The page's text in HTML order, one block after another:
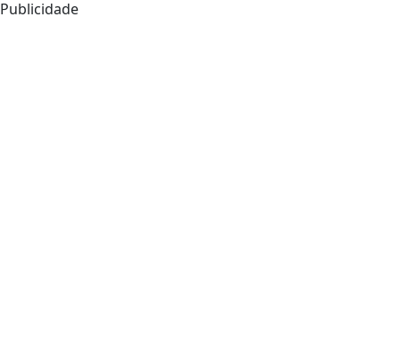
Publicidade